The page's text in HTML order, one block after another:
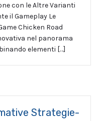
con le Altre Varianti
il Gameplay Le
Chicken Road
nel panorama
elementi […]
Strategie-